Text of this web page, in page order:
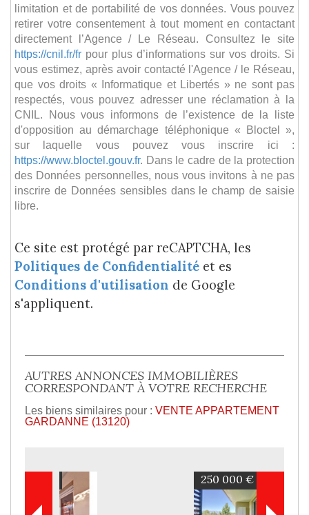
limitation et de portabilité de vos données. Vous pouvez
retirer votre consentement à tout moment en contactant
directement l’Agence / Le Réseau. Consultez le site
https://cnil.fr/fr pour plus d’informations sur vos droits. Si
vous estimez, après avoir contacté l'Agence / le Réseau,
que vos droits « Informatique et Libertés » ne sont pas
respectés, vous pouvez adresser une réclamation à la
CNIL. Nous vous informons de l’existence de la liste
d'opposition au démarchage téléphonique « Bloctel »,
sur laquelle vous pouvez vous inscrire ici :
https://www.bloctel.gouv.fr. Dans le cadre de la protection
des Données personnelles, nous vous invitons à ne pas
inscrire de Données sensibles dans le champ de saisie
libre.
Ce site est protégé par reCAPTCHA, les
Politiques de Confidentialité et es
Conditions d'utilisation de Google
s'appliquent.
AUTRES ANNONCES IMMOBILIÈRES
CORRESPONDANT À VOTRE RECHERCHE
Les biens similaires pour : VENTE APPARTEMENT
GARDANNE (13120)